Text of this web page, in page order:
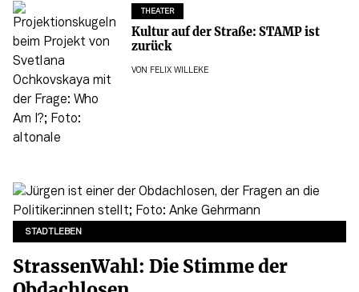
THEATER
Kultur auf der Straße: STAMP ist
zurück
VON FELIX WILLEKE
STADTLEBEN
StrassenWahl: Die Stimme der